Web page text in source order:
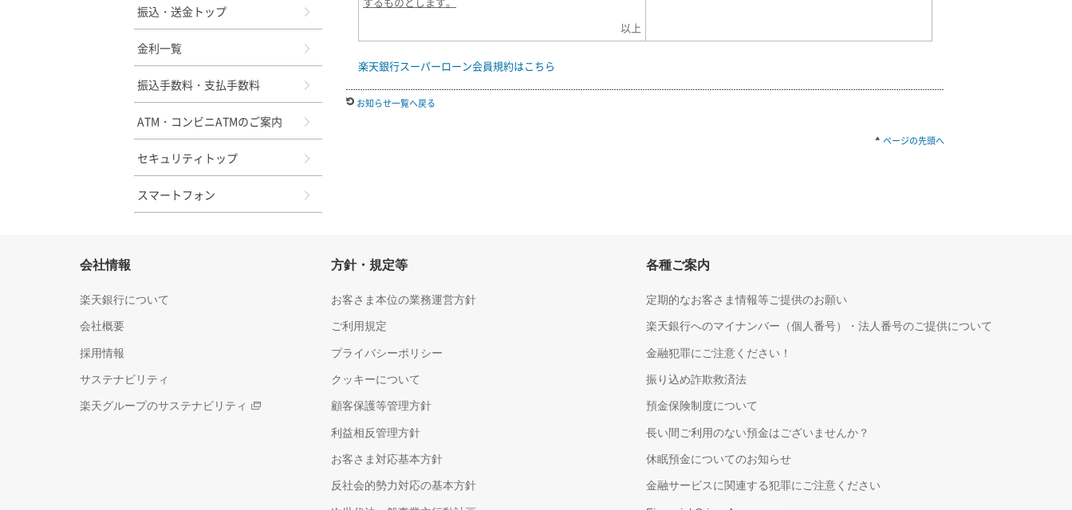
以上
楽天銀行スーパーローン会員規約はこちら
お知らせ一覧へ戻る
ページの先頭へ
振込・送金トップ
金利一覧
振込手数料・支払手数料
ATM・コンビニATMのご案内
セキュリティトップ
スマートフォン
会社情報
楽天銀行について
会社概要
採用情報
サステナビリティ
楽天グループのサステナビリティ
方針・規定等
お客さま本位の業務運営方針
ご利用規定
プライバシーポリシー
クッキーについて
顧客保護等管理方針
利益相反管理方針
お客さま対応基本方針
反社会的勢力対応の基本方針
各種ご案内
定期的なお客さま情報等ご提供のお願い
楽天銀行へのマイナンバー（個人番号）・法人番号のご提供について
金融犯罪にご注意ください！
振り込め詐欺救済法
預金保険制度について
長い間ご利用のない預金はございませんか？
休眠預金についてのお知らせ
金融サービスに関連する犯罪にご注意ください